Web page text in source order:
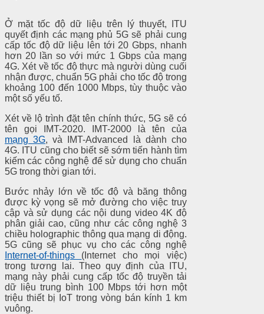
Ở mặt tốc độ dữ liệu trên lý thuyết, ITU
quyết định các mạng phủ 5G sẽ phải cung
cấp tốc độ dữ liệu lên tới 20 Gbps, nhanh
hơn 20 lần so với mức 1 Gbps của mạng
4G. Xét về tốc độ thực mà người dùng cuối
nhận được, chuẩn 5G phải cho tốc độ trong
khoảng 100 đến 1000 Mbps, tùy thuộc vào
một số yếu tố.
Xét về lộ trình đặt tên chính thức, 5G sẽ có
tên gọi IMT-2020. IMT-2000 là tên của
mạng 3G, và IMT-Advanced là dành cho
4G. ITU cũng cho biết sẽ sớm tiến hành tìm
kiếm các công nghệ để sử dụng cho chuẩn
5G trong thời gian tới.
Bước nhảy lớn về tốc độ và băng thông
được kỳ vọng sẽ mở đường cho việc truy
cập và sử dụng các nội dung video 4K độ
phân giải cao, cũng như các công nghệ 3
chiều holographic thông qua mạng di động.
5G cũng sẽ phục vụ cho các công nghệ
Internet-of-things (Internet cho mọi việc)
trong tương lai. Theo quy định của ITU,
mạng này phải cung cấp tốc độ truyền tải
dữ liệu trung bình 100 Mbps tới hơn một
triệu thiết bị IoT trong vòng bán kính 1 km
vuông.